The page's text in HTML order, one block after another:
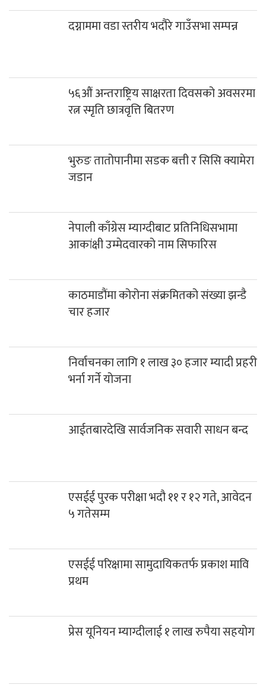
दग्नाममा वडा स्तरीय भदौरे गाउँसभा सम्पन्न
५६औं अन्तराष्ट्रिय साक्षरता दिवसको अवसरमा
रत्न स्मृति छात्रवृत्ति बितरण
भुरुङ तातोपानीमा सडक बत्ती र सिसि क्यामेरा
जडान
नेपाली काँग्रेस म्याग्दीबाट प्रतिनिधिसभामा
आकांक्षी उम्मेदवारको नाम सिफारिस
काठमाडौंमा कोरोना संक्रमितको संख्या झन्डै
चार हजार
निर्वाचनका लागि १ लाख ३० हजार म्यादी प्रहरी
भर्ना गर्ने योजना
आईतबारदेखि सार्वजनिक सवारी साधन बन्द
एसईई पुरक परीक्षा भदौ ११ र १२ गते, आवेदन
५ गतेसम्म
एसईई परिक्षामा सामुदायिकतर्फ प्रकाश मावि
प्रथम
प्रेस यूनियन म्याग्दीलाई १ लाख रुपैया सहयोग